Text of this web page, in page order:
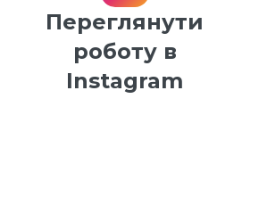
Переглянути
роботу в
Instagram